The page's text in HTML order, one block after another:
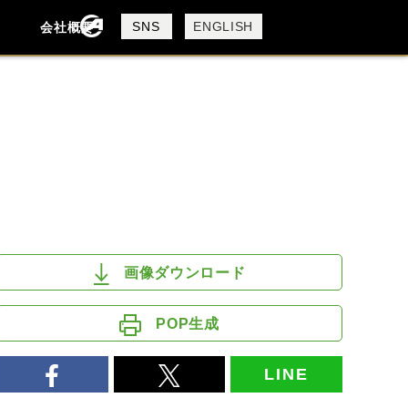
会社概要
会社概要
採用情報
SNS ENGLISH
MV AGUSTA ROYAL ENFIELD
画像ダウンロード
POP生成
LINE